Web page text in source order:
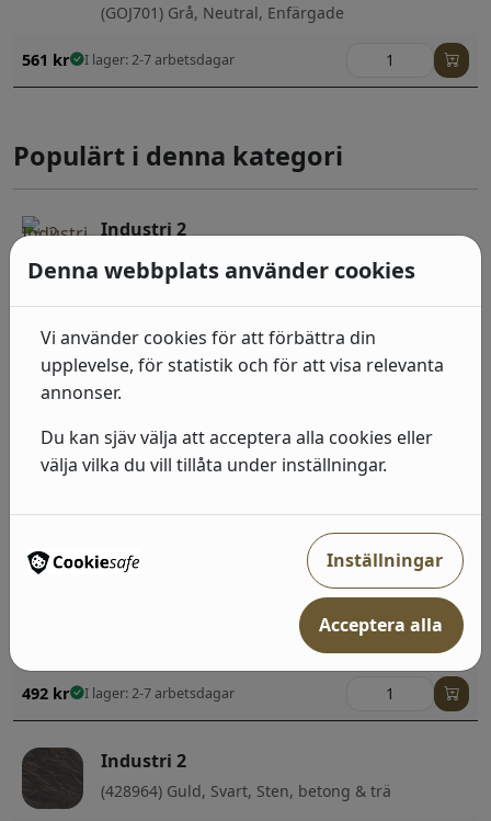
(GOJ701) Grå, Neutral, Enfärgade
561 kr I lager: 2-7 arbetsdagar
Populärt i denna kategori
Industri 2
(429336) Brun, Enfärgade
415kr I lager: 2-7 arbetsdagar
Industri 2
(475029) Grå, Sten, betong & trä
492kr I lager: 2-7 arbetsdagar
(514483) Grå, Neutral, Sten, betong & trä
492kr I lager: 2-7 arbetsdagar
(514407) Beige, Neutral, Sten, betong & trä;Barn
492 kr I lager: 2-7 arbetsdagar
Industri 2
(428964) Guld, Svart, Sten, betong & trä
Denna webbplats använder cookies
Vi använder cookies för att förbättra din
upplevelse, för statistik och för att visa relevanta
annonser.
Du kan sjäv välja att acceptera alla cookies eller
välja vilka du vill tillåta under inställningar.
Inställningar
Acceptera alla